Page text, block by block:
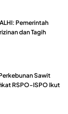
Pemerintah
dan Tagih
Sawit
RSPO-ISPO Ikut